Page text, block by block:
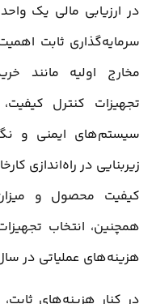
در ارزیابی مالی یک
سرمایه‌گذاری ثابت
مخارج اولیه مانند
تجهیزات کنترل
سیستم‌های ایمنی و
زیربنایی در راه‌اندازی
کیفیت محصول و میزان
همچنین، انتخاب
هزینه‌های عملیاتی در